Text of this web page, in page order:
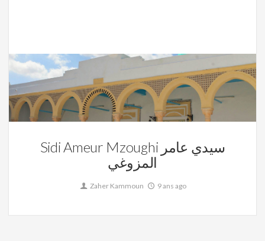
1
Ameur Mzoughi, La Tunisie
Sidi Ameur Mzoughi سيدي عامر
المزوغي
Zaher Kammoun 9 ans ago